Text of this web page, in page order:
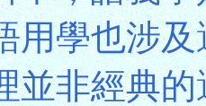
用學也涉
並非經典